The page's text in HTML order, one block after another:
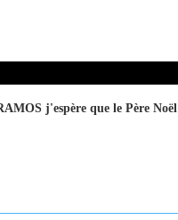
j'espère que le Père Noël